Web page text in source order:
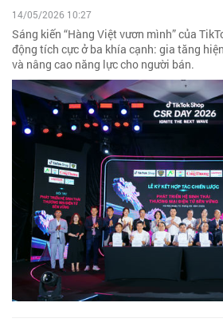
14/05/2026 10:27
Sáng kiến “Hàng Việt vươn mình” của
động tích cực ở ba khía cạnh: gia tăng
và nâng cao năng lực cho người bán.